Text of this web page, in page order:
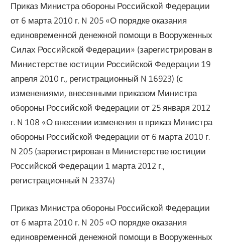
Приказ Министра обороны Российской Федерации
от 6 марта 2010 г. N 205 «О порядке оказания
единовременной денежной помощи в Вооруженных
Силах Российской Федерации» (зарегистрирован в
Министерстве юстиции Российской Федерации 19
апреля 2010 г., регистрационный N 16923) (с
изменениями, внесенными приказом Министра
обороны Российской Федерации от 25 января 2012
г. N 108 «О внесении изменения в приказ Министра
обороны Российской Федерации от 6 марта 2010 г.
N 205 (зарегистрирован в Министерстве юстиции
Российской Федерации 1 марта 2012 г.,
регистрационный N 23374)
Приказ Министра обороны Российской Федерации
от 6 марта 2010 г. N 205 «О порядке оказания
единовременной денежной помощи в Вооруженных